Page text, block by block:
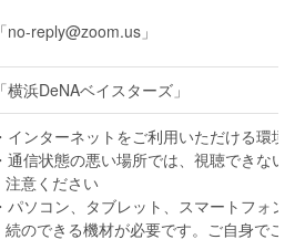
「no-reply@zoom.us」
「横浜DeNAベイスターズ」
インターネットをご利用いただける環境
通信状態の悪い場所では、視聴できない
注意ください
パソコン、タブレット、スマートフォン
続のできる機材が必要です。ご自身でご